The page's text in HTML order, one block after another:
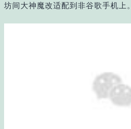
坊间大神魔改适配到非谷歌手机上。